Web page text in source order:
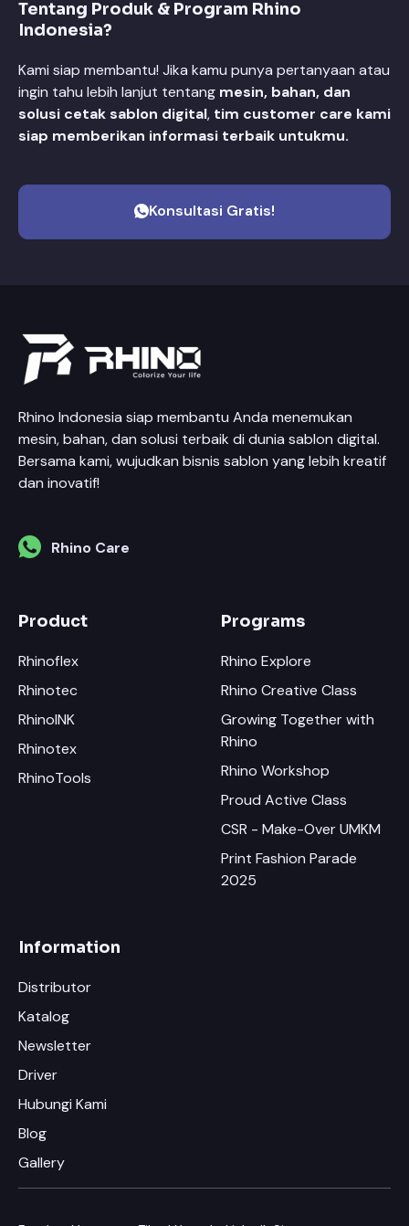
Tentang Produk & Program Rhino
Indonesia?
Kami siap membantu! Jika kamu punya pertanyaan atau
ingin tahu lebih lanjut tentang mesin, bahan, dan
solusi cetak sablon digital, tim customer care kami
siap memberikan informasi terbaik untukmu.
Konsultasi Gratis!
Rhino Indonesia siap membantu Anda menemukan
mesin, bahan, dan solusi terbaik di dunia sablon digital.
Bersama kami, wujudkan bisnis sablon yang lebih kreatif
dan inovatif!
Rhino Care
Product
Rhinoflex
Rhinotec
RhinoINK
Rhinotex
RhinoTools
Programs
Rhino Explore
Rhino Creative Class
Growing Together with
Rhino
Rhino Workshop
Proud Active Class
CSR - Make-Over UMKM
Print Fashion Parade
2025
Information
Distributor
Katalog
Newsletter
Driver
Hubungi Kami
Blog
Gallery
Minta Katalog & Pricelist Terbaru